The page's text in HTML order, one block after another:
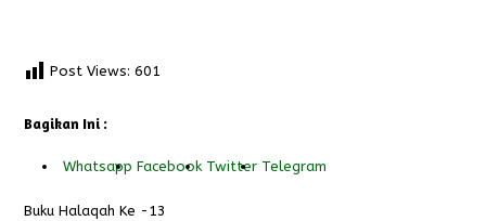
Post Views: 601
Bagikan Ini :
Whatsapp Facebook Twitter Telegram
Buku Halaqah Ke -13